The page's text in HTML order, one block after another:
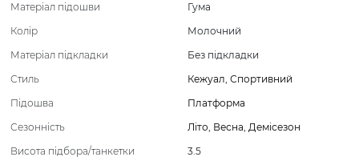
Матеріал підошви
Гума
Колір
Молочний
Матеріал підкладки
Без підкладки
Стиль
Кежуал, Спортивний
Підошва
Платформа
Сезонність
Літо, Весна, Демісезон
Висота підбора/танкетки
3.5